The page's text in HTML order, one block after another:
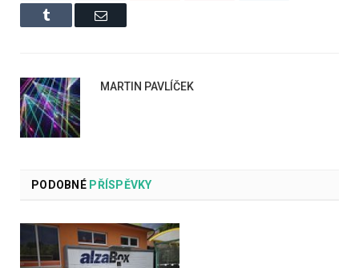
Tumblr Email
MARTIN PAVLÍČEK
PODOBNÉPŘÍSPĚVKY